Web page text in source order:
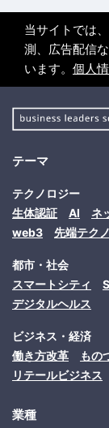
当サイトでは
測、広告配信
います。 個人
テーマ
テクノロジー
生体認証
AI ネ
web3
先端テク
都市・社会
スマートシティ
デジタルヘルス
ビジネス・経済
働き方改革
もの
リテールビジネス
業種